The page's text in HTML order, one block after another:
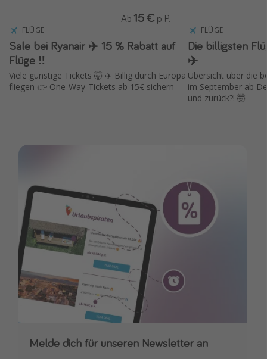
FLÜGE
Sale bei Ryanair ✈️ 15 % Rabatt auf
Flüge ‼️
Viele günstige Tickets 🤯 ✈️ Billig durch Europa
fliegen 👉 One-Way-Tickets ab 15€ sichern
Ab 15 € p. P.
FLÜGE
Die billigsten
✈️
Übersicht über die
im September ab
und zurück?! 🤯
Melde dich für unseren Newsletter an
Downloade unsere App